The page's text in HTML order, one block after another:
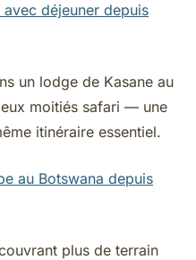
avec déjeuner depuis
un lodge de Kasane au
moitiés safari — une
itinéraire essentiel.
au Botswana depuis
plus de terrain